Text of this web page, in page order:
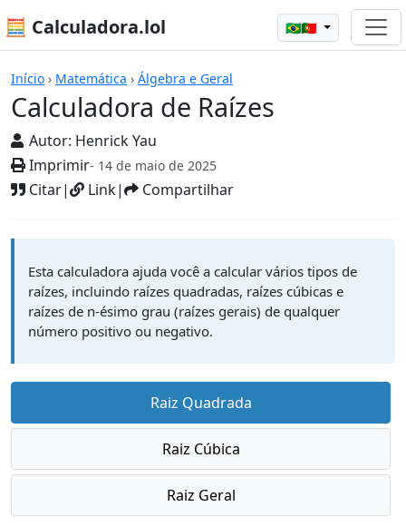
🧮 Calculadora.lol 🇧🇷🇵🇹
Início › Matemática › Álgebra e Geral
Calculadora de Raízes
Autor: Henrick Yau
Imprimir- 14 de maio de 2025
Citar| Link| Compartilhar
Calculadoras
Esta calculadora ajuda você a calcular vários tipos de
raízes, incluindo raízes quadradas, raízes cúbicas e
raízes de n-ésimo grau (raízes gerais) de qualquer
número positivo ou negativo.
Raiz Quadrada
Raiz Cúbica
Raiz Geral